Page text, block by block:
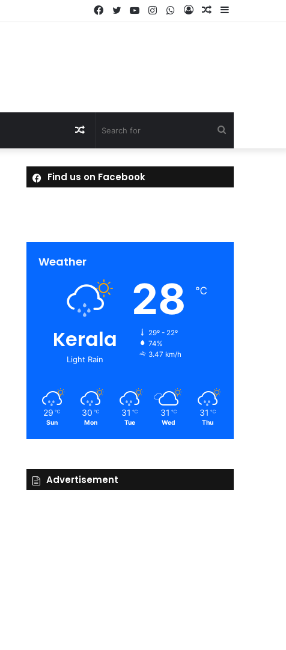
Sidebar
Random
Log
WhatsApp
Instagram
YouTube
Twitter
Facebook
for
Random
Article
Find us on Facebook
Weather
Kerala
Light Rain
28 ℃
29º - 22º
74%
3.47 km/h
29 ℃
Sun
30 ℃
Mon
31 ℃
Tue
31 ℃
Wed
31 ℃
Thu
Advertisement